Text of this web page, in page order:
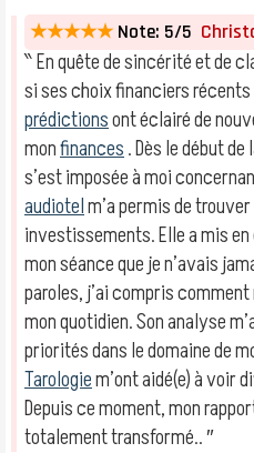
★★★★★ Note: 5/5
‶ En quête de sincérité et de
si ses choix financiers
prédictionsont éclairé de
monfinances. Dès le début
s’est imposée à moi
audiotelm’a permis de
investissements. Elle a mis
mon séance que je n’avais
paroles, j’ai compris comment
mon quotidien. Son analyse
priorités dans le domaine de
Tarologiem’ont aidé(e) à voir
Depuis ce moment, mon
totalement transformé.. ″